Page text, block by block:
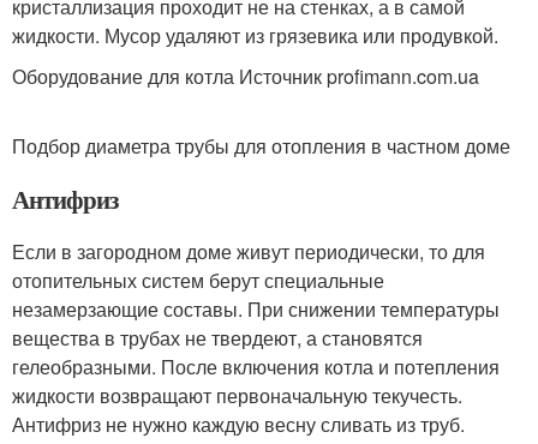
кристаллизация проходит не на стенках, а в самой
жидкости. Мусор удаляют из грязевика или продувкой.
Оборудование для котла Источник profimann.com.ua
Подбор диаметра трубы для отопления в частном доме
Антифриз
Если в загородном доме живут периодически, то для
отопительных систем берут специальные
незамерзающие составы. При снижении температуры
вещества в трубах не твердеют, а становятся
гелеобразными. После включения котла и потепления
жидкости возвращают первоначальную текучесть.
Антифриз не нужно каждую весну сливать из труб.